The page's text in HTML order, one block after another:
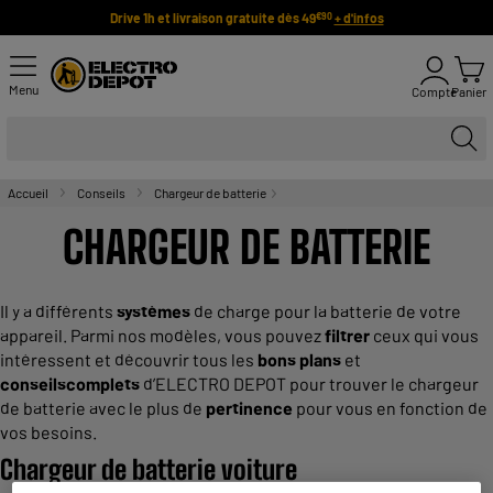
Drive 1h et livraison gratuite dès 49€90 + d'infos
Menu ComptePanier
Accueil Conseils Chargeur de batterie
CHARGEUR DE BATTERIE
Il y a différents systèmes de charge pour la batterie de votre
appareil. Parmi nos modèles, vous pouvezfiltrer ceux qui vous
intéressent et découvrir tous les bons plans et
conseilscomplets d’ELECTRO DEPOT pour trouver le chargeur
de batterie avec le plus de pertinence pour vous en fonction de
vos besoins.
Chargeur de batterie voiture